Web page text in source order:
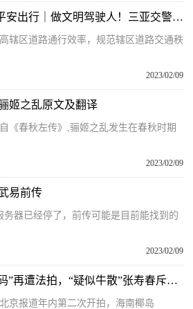
当前信息：文明交通 平安出行｜做文明驾驶人！三亚交警持续开展两轮电动车交通违法劝导整治行动
辖区道路通行效率，规范辖区道路交通秩
2023/02/09
姬之乱原文及翻译
《春秋左传》,骊姬之乱发生在春秋时期
2023/02/09
易前传
务器已经停了，前传可能是目前能找到的
2023/02/09
海南椰岛控股股东“筹码”再遭法拍，“疑似牛散”张寿春斥资逾亿元竞得首批750万股
京报道年内第二次开拍，海南椰岛